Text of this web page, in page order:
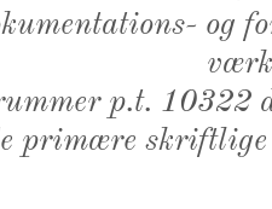
og
p.t. 10322
primære